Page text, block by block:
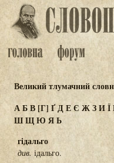
Великий тлумачний
АБВ[Г] ҐДЕЄ ЖЗИЇ
ШЩЮЯЬ
гідальго
див. ідальго.